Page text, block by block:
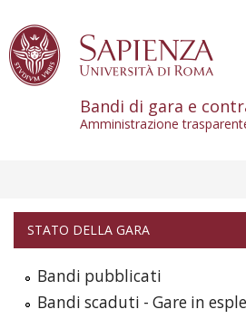
Bandi di gara e
Amministrazione
STATO DELLA GARA
Bandi pubblicati
Bandi scaduti - Gare in